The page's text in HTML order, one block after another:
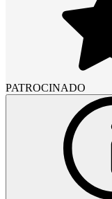
PATROCINADO